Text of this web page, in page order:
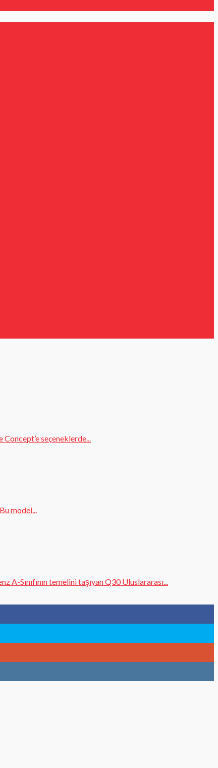
seçeneklerde...
model...
Sınıfının temelini taşıyan Q30 Uluslararası...